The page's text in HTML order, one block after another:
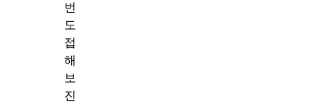
번
도
접
해
보
진